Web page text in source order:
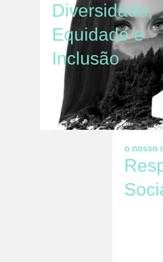
Diversidade,
Equidade e
Inclusão
o nosso